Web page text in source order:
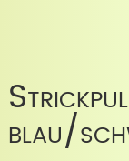
blau/